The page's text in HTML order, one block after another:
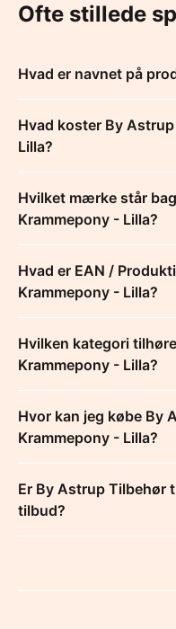
Ofte stillede
Hvad er navnet på
Hvad koster By
Lilla?
Hvilket mærke står
Krammepony - Lilla?
Hvad er EAN /
Krammepony - Lilla?
Hvilken kategori
Krammepony - Lilla?
Hvor kan jeg købe By
Krammepony - Lilla?
Er By Astrup Tilbehør
tilbud?